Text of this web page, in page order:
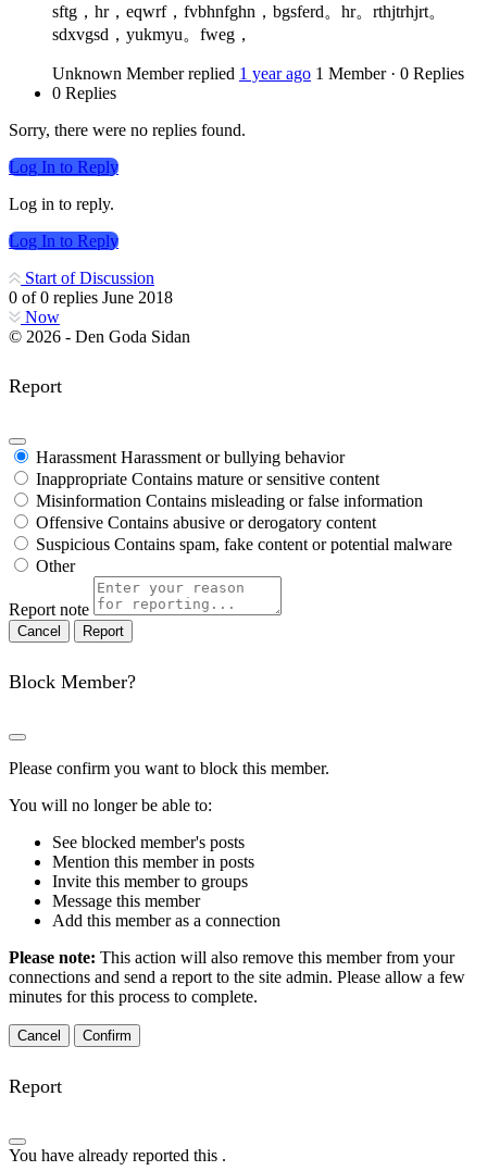
sftg，hr，eqwrf，fvbhnfghn，bgsferd。hr。rthjtrhjrt。
sdxvgsd，yukmyu。fweg，
Unknown Member replied 1 year ago 1 Member · 0 Replies
0 Replies
Sorry, there were no replies found.
Log In to Reply
Log in to reply.
Log In to Reply
Start of Discussion
0 of0 replies June 2018
Now
© 2026 - Den Goda Sidan
Report
Harassment Harassment or bullying behavior
Inappropriate Contains mature or sensitive content
Misinformation Contains misleading or false information
Offensive Contains abusive or derogatory content
Suspicious Contains spam, fake content or potential malware
Other
Report note
Report
Block Member?
Please confirm you want to block this member.
You will no longer be able to:
See blocked member's posts
Mention this member in posts
Invite this member to groups
Message this member
Add this member as a connection
Please note: This action will also remove this member from your
connections and send a report to the site admin. Please allow a few
minutes for this process to complete.
Confirm
Report
You have already reported this .